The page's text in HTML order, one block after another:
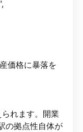
価格に暴落を
れます。開業
の拠点性自体が